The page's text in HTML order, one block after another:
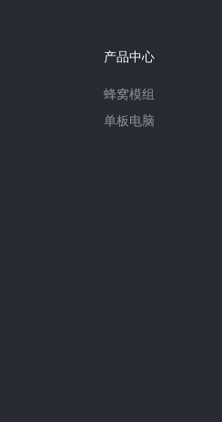
产品中心
蜂窝模组
单板电脑